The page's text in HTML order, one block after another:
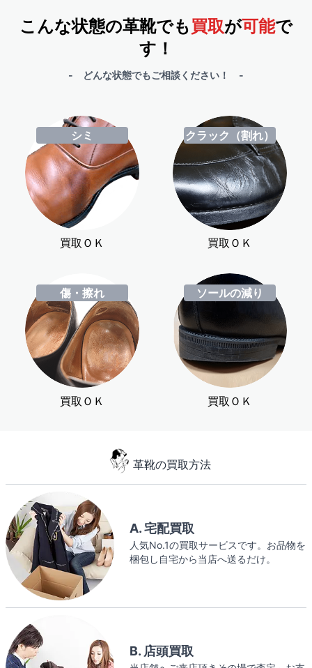
こんな状態の革靴でも買取が可能で
す！
- どんな状態でもご相談ください！ -
シミ
買取ＯＫ
クラック（割れ）
買取ＯＫ
傷・擦れ
買取ＯＫ
ソールの減り
買取ＯＫ
革靴の買取方法
A. 宅配買取
人気No.1の買取サービスです。お品物を
梱包し自宅から当店へ送るだけ。
B. 店頭買取